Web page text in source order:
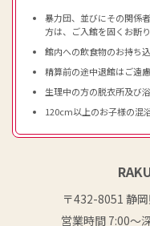
暴力団、並びにその関係
方は、ご入館を固くお断り
館内への飲食物のお持ち
精算前の途中退館はご遠慮
生理中の方の脱衣所及び
120cm以上のお子様の混
〒432-8051 静
営業時間 7:00〜